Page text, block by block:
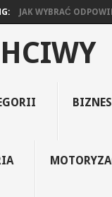
JAK WYBRAĆ
BIZNES